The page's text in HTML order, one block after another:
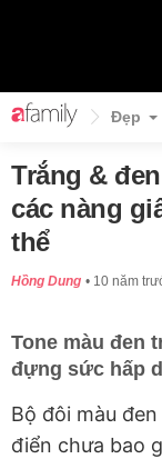
Đẹp
Trắng &
các nàng
thể
Hồng Dung 10 năm
Tone màu đen
đựng sức hấp
Bộ đôi màu
điển chưa bao